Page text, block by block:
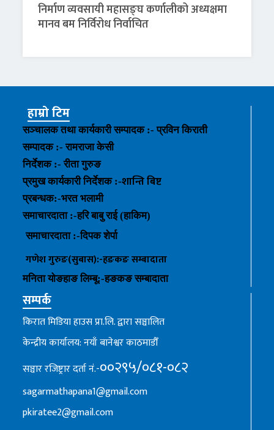
निर्माण व्यवसायी महासङ्घ कर्णालीको अध्यक्षमा
मानव बम निर्विरोध निर्वाचित
हाम्रो टिम
सञ्चालक तथा कार्यकारी सम्पादक :- प्रविन किराती
सम्पादक :- रामराजा केसी
निर्देशक :- रीता गुरुङ
प्रमुख कार्यकारी निर्देशक :-शान्ति बिष्ट
प्रबन्धक:-भरत भलामी
समाचारदाता :-हरि बाबु राई (हाकिम)
समाचारदाता :-दिपक शेर्पा
गणेश गुरुङ(सुबास):-हङकङसम्बादाता
मनिता योङहाङलिम्बू:-हङकङ सम्बादाता
सम्पर्क
किरात मिडिया हाउस प्रा.लि. द्वारा सञ्चालित
केन्द्रीय कार्यालय: नयाँ बानेश्वर काठमाडौँ
सञ्चार रजिष्ट्रार दर्ता नं.-००२९५/०८१-०८२
sagarmathapana1@gmail.com
pkiratee2@gmail.com